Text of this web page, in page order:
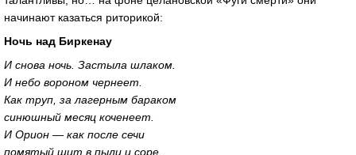
начинают казаться риторикой:
Ночь над Биркенау
И снова ночь. Застыла шлаком.
И небо вороном чернеет.
Как труп, за лагерным бараком
синюшный месяц коченеет.
И Орион — как после сечи
помятый щит в пыли и соре.